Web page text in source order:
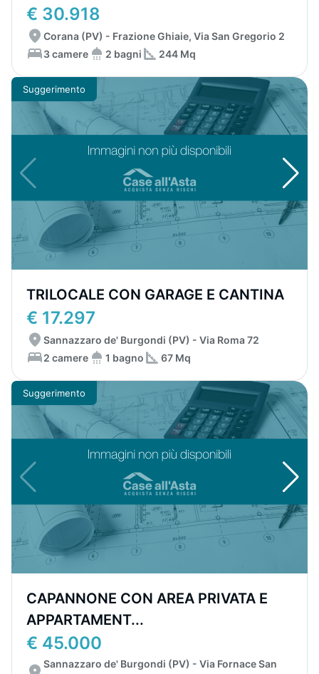
€ 30.918
Corana (PV) - Frazione Ghiaie, Via San Gregorio 2
3 camere
2 bagni 244 Mq
Suggerimento
TRILOCALE CON GARAGE E CANTINA
€ 17.297
Sannazzaro de' Burgondi (PV) - Via Roma 72
2 camere
1 bagno 67 Mq
Suggerimento
CAPANNONE CON AREA PRIVATA E
APPARTAMENT...
€ 45.000
Sannazzaro de' Burgondi (PV) - Via Fornace San